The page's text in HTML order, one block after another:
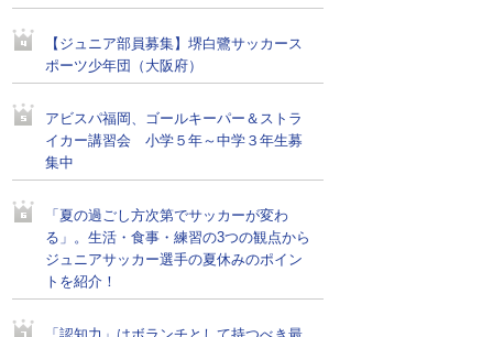
【ジュニア部員募集】堺白鷺サッカース
ポーツ少年団（大阪府）
アビスパ福岡、ゴールキーパー＆ストラ
イカー講習会 小学５年～中学３年生募
集中
「夏の過ごし方次第でサッカーが変わ
る」。生活・食事・練習の3つの観点から
ジュニアサッカー選手の夏休みのポイン
トを紹介！